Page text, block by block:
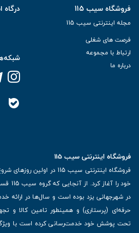
فروشگاه سیب 115
مجله اینترنتی سیب 115
فرصت های شغلی
ارتباط با مجموعه
درباره ما
فروشگاه اینترنتی سیب 115
خود
در شهرجهانی یزد بوده است و سال‌ها در ارائه
حرفه‌ای (پرستاری) و همینطور تامین کالا و
تحت پوشش خود خدمت‌رسانی کرده است با